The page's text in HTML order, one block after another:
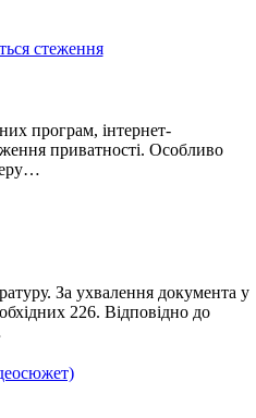
стеження
програм, інтернет-
приватності. Особливо
За ухвалення документа у
226. Відповідно до